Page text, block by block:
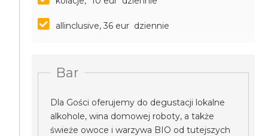
allinclusive, 36 eur dziennie
Bar
Dla Gości oferujemy do degustacji lokalne
alkohole, wina domowej roboty, a także
świeże owoce i warzywa BIO od tutejszych